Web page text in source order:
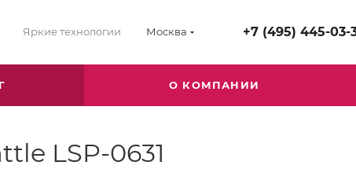
Яркие технологии Москва +7 (495) 445-03-
О КОМПАНИИ
LSP-0631